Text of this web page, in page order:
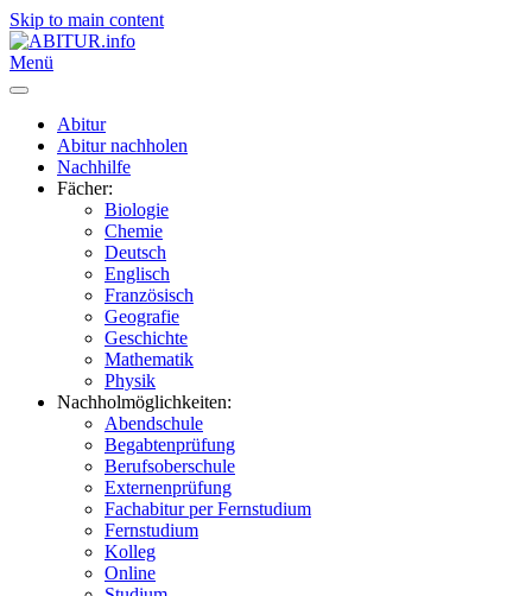
Skip to main content
Menü
Abitur
Abitur nachholen
Nachhilfe
Fächer:
Biologie
Chemie
Deutsch
Englisch
Französisch
Geografie
Geschichte
Mathematik
Physik
Nachholmöglichkeiten:
Abendschule
Begabtenprüfung
Berufsoberschule
Externenprüfung
Fachabitur per Fernstudium
Fernstudium
Kolleg
Online